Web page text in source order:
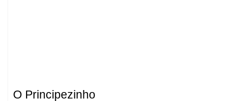
O Principezinho